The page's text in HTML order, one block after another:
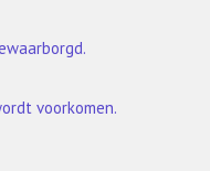
voorkomen.